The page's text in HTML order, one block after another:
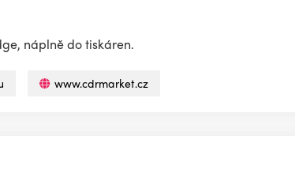
náplně do tiskáren.
www.cdrmarket.cz